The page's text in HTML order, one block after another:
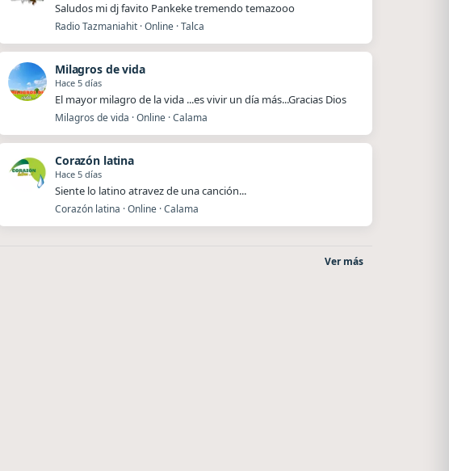
Saludos mi dj favito Pankeke tremendo temazooo
Radio Tazmaniahit · Online · Talca
Milagros de vida
Hace 5 días
El mayor milagro de la vida ...es vivir un día más...Gracias Dios
Milagros de vida · Online · Calama
Corazón latina
Hace 5 días
Siente lo latino atravez de una canción...
Corazón latina · Online · Calama
Ver más